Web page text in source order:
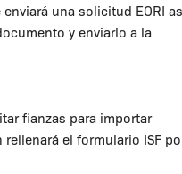
una solicitud EORI
y enviarlo a la
fianzas para importar
el formulario ISF